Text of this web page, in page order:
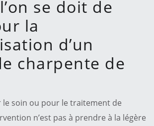
se doit de
la
d’un
charpente de
le soin ou pour le traitement de
n’est pas à prendre à la légère